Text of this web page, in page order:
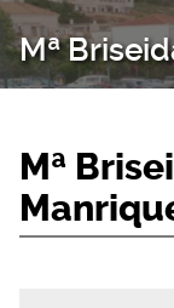
Mª
Mª